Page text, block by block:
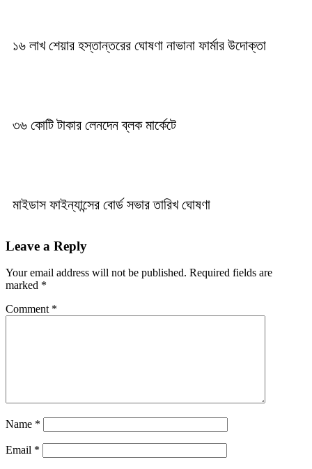
১৬ লাখ শেয়ার হস্তান্তরের ঘোষণা নাভানা ফার্মার উদোক্তা
৩৬ কোটি টাকার লেনদেন ব্লক মার্কেটে
মাইডাস ফাইন্যান্সের বোর্ড সভার তারিখ ঘোষণা
Leave a Reply
Your email address will not be published. Required fields are
marked *
Comment *
Name *
Email *